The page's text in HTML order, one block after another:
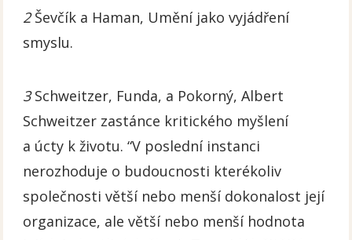
2Ševčík a Haman, Umění jako vyjádření
smyslu.
3Schweitzer, Funda, a Pokorný, Albert
Schweitzer zastánce kritického myšlení
a úcty k životu. “V poslední instanci
nerozhoduje o budoucnosti kterékoliv
společnosti větší nebo menší dokonalost její
organizace, ale větší nebo menší hodnota